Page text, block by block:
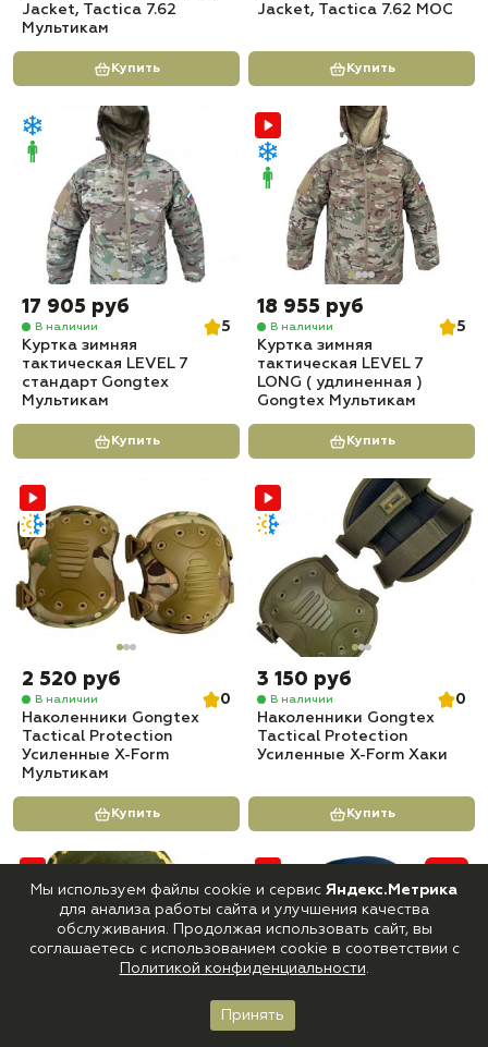
Jacket, Tactica 7.62
Мультикам
Купить
Jacket, Tactica 7.62 МОС
Купить
17 905 руб
В наличии
5
Куртка зимняя
тактическая LEVEL 7
стандарт Gongtex
Мультикам
Купить
18 955 руб
В наличии
5
Куртка зимняя
тактическая LEVEL 7
LONG ( удлиненная )
Gongtex Мультикам
Купить
2 520 руб
В наличии
0
Наколенники Gongtex
Tactical Protection
Усиленные X-Form
Мультикам
Купить
3 150 руб
В наличии
0
Наколенники Gongtex
Tactical Protection
Усиленные X-Form Хаки
Купить
Корзина
Мы используем файлы cookie и сервис Яндекс.Метрика
для анализа работы сайта и улучшения качества
обслуживания. Продолжая использовать сайт, вы
соглашаетесь с использованием cookie в соответствии с
Политикой конфиденциальности.
Принять